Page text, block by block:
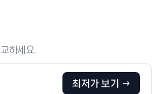
하세요.
최저가 보기 →